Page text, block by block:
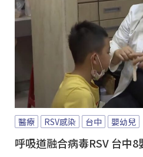
醫療 RSV感染 台中 嬰幼兒
呼吸道融合病毒RSV 台中8